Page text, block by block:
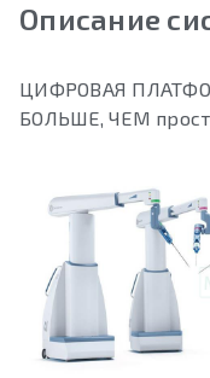
Описание
ЦИФРОВАЯ
БОЛЬШЕ, ЧЕМ